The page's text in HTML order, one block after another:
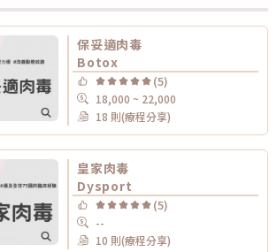
保妥適肉毒
Botox
(5)
18,000 ~ 22,000
18 則(療程分享)
皇家肉毒
Dysport
(5)
--
10 則(療程分享)